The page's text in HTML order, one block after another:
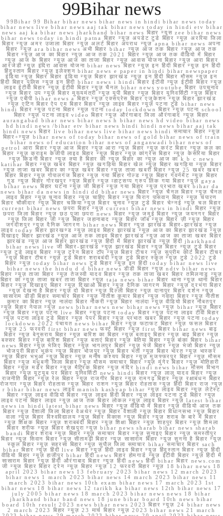
99Bihar news
99Bihar 99 Bihar bihar news bihar news in hindi bihar news today
bihar news live bihar news aaj tak bihar news today in hindi etv bihar
news aaj ka bihar news jharkhand bihar news बिहार न्यूस zee bihar news
bihar news today in hindi patna बिहार न्यूज़ अपडेट टुडे बिहार न्यूज़ अररिया जिला
बिहार न्यूज़ अमर उजाला बिहार न्यूज़ अलर्ट बिहार अपराध न्यूज़ apna bihar news अपना
बिहार न्यूज़ ara bihar news अभी बिहार bihar न्यूज़ आज तक बिहार न्यूज़ आज तक
बिहार न्यूज़ आज का बिहार न्यूज़ आज तक 2021 बिहार न्यूज़ आज तक वीडियो में बिहार
न्यूज़ आज के बिहार न्यूज़ आज का ताजा बिहार न्यूज़ आवास योजना बिहार न्यूज़ आरा बिहार
आरजेडी न्यूज़ इंदिरा आवास योजना bihar news बिहार न्यूज़ इन हिंदी बिहार न्यूज़ इन हिंदी
हिंदुस्तान बिहार न्यूज़ इलेक्शन bihar news e paper in hindi bihar newspaper
इंडिया न्यूज़ बिहार बिहार इंडिया न्यूज़ बिहार झारखंड न्यूज़ इन हिंदी बिहार मौसम न्यूज़ इन
हिंदी बिहार पुलिस न्यूज़ इन हिंदी bihar news i hindi बिहार ईटीवी न्यूज़ ईटीवी बिहार न्यूज़
लाइव ईटीवी बिहार न्यूज़ ईटीवी बिहार न्यूज़ चैनल bihar news youtube बिहार उपचुनाव
न्यूज़ बिहार उप न्यूज़ बिहार मुख्यमंत्री न्यूज़ यूपी बिहार न्यूज़ बिहार यूनिवर्सिटी न्यूज़ बिहार
न्यूज़ एबीपी bihar news a बिहार न्यूज़ एक्सप्रेस बिहार एजुकेशन न्यूज़ बिहार झारखंड
न्यूज़ एटिन बिहार ऐप एम बिहार बिहार न्यूज़ लाइव बिहार न्यूज़ पटना टुडे bihar news
hindi बिहार न्यूज़ पटना बिहार न्यूज़ पटना today lockdown बिहार न्यूज़ पटना school
बिहार न्यूज़ पटना लाइव video बिहार न्यूज़ औरंगाबाद जिला औरंगाबाद न्यूज़ बिहार
aurangabad bihar news bihar news h bihar news hd video bihar news
hd hindi news /bihar etv bihar news hindi hindi news bihar aaj tak
hindi news बिहार live bihar news live bihar news hindi समाचार बिहार न्यूज़
बिहार+न्यूज़ bihar news of today bihar news of gold bihar news of train
bihar news of education bihar news of anganwadi bihar news of
petrol आरा बिहार न्यूज़ आज बिहार न्यूज़ आरा न्यूज़ बिहार न्यूज़ करंट बिहार न्यूज़ कल का
बिहार न्यूज़ क्राइम केजीपी लाइव बिहार न्यूज़ बिहार न्यूज़ कांग्रेस बिहार न्यूज़ केसरिया बिहार
न्यूज़ किडनी बिहार न्यूज़ क्या है बिहार की न्यूज़ बिहार का न्यूज़ आज का k b c news
katihar बिहार न्यूज़ खबर बिहार न्यूज़ खगड़िया बिहार खेल न्यूज़ बिहार खगड़िया न्यूज़ बिहार
न्यूज़ ताजा खबर बिहार का न्यूज़ खबर बिहार न्यूज़ ताजा खबरी बिहार न्यूज़ 25 खबर खबर
बिहार बिहार न्यूज़ गोपालगंज बिहार न्यूज़ गया बिहार गोल्ड न्यूज़ बिहार गवर्नमेंट न्यूज़ बिहार
गुड न्यूज़ बिहार गोरखपुर न्यूज़ बिहार न्यूज़ व्हाट्सप्प ग्रुप लिंक गया बिहार न्यूज़ gaya
bihar news बिहार घटना न्यूज़ जी बिहार न्यूज़ गया बिहार न्यूज़ प्रभात खबर bihar da
news bihar da news in hindi dd bihar news बिहार न्यूज़ चैनल बिहार न्यूज़ चैनल
लाइव बिहार न्यूज़ चुनाव बिहार न्यूज़ चाहिए बिहार न्यूज़ चिराग पासवान बिहार न्यूज़ चंपारण
बिहार चौकीदार न्यूज़ बिहार चकिया न्यूज़ बिहार चुनाव न्यूज़ टुडे बिहार चेन्नई न्यूज़ चल बिहार
current bihar news छपरा बिहार न्यूज़ current bihar news in hindi बिहार न्यूज़
छपरा जिला बिहार न्यूज़ छठ पूजा छपरा news बिहार न्यूज़ जमुई बिहार न्यूज़ जयनगर बिहार
न्यूज़ जिला बिहार जी न्यूज़ बिहार जहानाबाद न्यूज़ बिहार जॉब न्यूज़ बिहार ज़ी न्यूज़ बिहार
जगदीशपुर न्यूज़ दैनिक जागरण bihar news बिहार न्यूज़ झारखंड बिहार-झारखंड न्यूज़
लाइव today बिहार झारखण्ड न्यूज़ लाइव बिहार झारखंड न्यूज़ आज का बिहार झारखंड न्यूज़
दिखाइए बिहार झारखंड न्यूज़ आज तक लाइव बिहार झारखंड न्यूज़ आज का ताजा खबर बिहार
झारखंड न्यूज़ आज बिहार झारखंड न्यूज़ हिंदी में बिहार झारखंड न्यूज़ हिंदी jharkhand
bihar news live जी बिहार-झारखंड न्यूज़ झारखंड बिहार न्यूज़ बिहार न्यूज़ टुडे बिहार
न्यूज़ टुडे लाइव बिहार न्यूज़ ट्रेन बिहार टॉप न्यूज़ बिहार टीचर न्यूज़ सुप्रीम कोर्ट बिहार टीचर
न्यूज़ बिहार टीचर न्यूज़ टुडे बिहार शराबबंदी न्यूज़ टुडे बिहार स्कूल न्यूज़ टुडे 2022 टुडे
बिहार न्यूज़ today bihar news टुडे बिहार न्यूज़ इन हिंदी today bihar news live
bihar news the hindu d d bihar news डीडी बिहार न्यूज़ ndtv bihar news
बिहार न्यूज़ ताजा बिहार न्यूज़ तेजस्वी यादव बिहार न्यूज़ तक ताजा खबर बिहार तमिलनाडु न्यूज़
बिहार का न्यूज़ ताजा खबर ताजा बिहार न्यूज़ taja news bihar बिहार थाना न्यूज़ थाना बिहार
बिहार न्यूज़ दिखाइए बिहार न्यूज़ दिखाओ बिहार न्यूज़ दैनिक जागरण बिहार न्यूज़ दरभंगा बिहार
न्यूज़ देखना है बिहार न्यूज़ दो बिहार न्यूज़ दिल्ली बिहार न्यूज़ दानापुर बिहार दर्शन न्यूज़
सासाराम डीडी बिहार समाचार बिहार न्यूज़ नीतीश कुमार बिहार न्यूज़ नवादा बिहार न्यूज़ नीतीश
कुमार का बिहार न्यूज़ नालंदा बिहार नौकरी न्यूज़ बिहार नालंदा न्यूज़ वीडियो बिहार नौबतपुर
न्यूज़ बिहार नेपाल न्यूज़ news bihar news new bihar news न्यूज़ bihar न्यूज़ बिहार
न्यूज़ बिहार न्यूज़ पटना live बिहार न्यूज़ पटना today बिहार न्यूज़ पटना लाइव टीवी बिहार
न्यूज़ पटना लाइव टुडे बिहार न्यूज़ पेपर बिहार न्यूज़ प्रभात खबर बिहार न्यूज़ पटना today
lockdown 2022 पंचायत news bihar बिहार न्यूज़ फटाफट बिहार न्यूज़ फसल बिहार
न्यूज़ 25 फरवरी first bihar news फर्स्ट बिहार न्यूज़ first बिहार bihar news बाढ़
बिहार न्यूज़ बेगूसराय बिहार न्यूज़ बारिश का बिहार न्यूज़ बताइए बिहार न्यूज़ बाढ़ बिहार न्यूज़
बक्सर बिहार न्यूज़ बारिश बिहार न्यूज़ बताएं बिहार न्यूज़ बेतिया बिहार न्यूज़ बांका बिहार bihar
news बिहार न्यूज़ भेजिए बिहार न्यूज़ भागलपुर बिहार न्यूज़ भेजें बिहार न्यूज़ भेजो बिहार न्यूज़
भोजपुरी बिहार भूकंप न्यूज़ बिहार भोजपुर न्यूज़ बिहार भर्ती न्यूज़ बिहार भारत न्यूज़ भास्कर
न्यूज़ बिहार भभुआ न्यूज़ बिहार न्यूज़ मनीष कश्यप बिहार न्यूज़ मुजफ्फरपुर बिहार न्यूज़ मौसम
बिहार न्यूज़ मधुबनी जिला बिहार न्यूज़ मौसम समाचार बिहार न्यूज़ मुंगेर बिहार न्यूज़ मोतिहारी
बिहार न्यूज़ मर्डर बिहार न्यूज़ मैट्रिक बिहार न्यूज़ मंदिर hindi news bihar मौसम विभाग
बिहार न्यूज़ यूट्यूब पर बिहार यूनिवर्सिटी news hindi बिहार न्यूज़ लालू यादव बिहार न्यूज़
राजनीति बिहार न्यूज़ रेल बिहार न्यूज़ राजगीर बिहार न्यूज़ रामगढ़ बिहार न्यूज़ रक्षाबंधन बिहार
रोजगार न्यूज़ बिहार रोहतास न्यूज़ बिहार राशन न्यूज़ बिहार रोहतास न्यूज़ हिंदी बिहार राज न्यूज़
r bihar bihar news लाइव manish kashyap bihar न्यूज़ लाइव बिहार न्यूज़ लेटेस्ट
बिहार न्यूज़ लाइव वीडियो बिहार न्यूज़ लाइव हिंदी बिहार न्यूज़ लाइव पटना टुडे बिहार न्यूज़
लाइव पटना बिहार लाइव न्यूज़ आज तक बिहार लोकल न्यूज़ लाइव बिहार न्यूज़ latest bihar
news in hindi latest bihar news बिहार न्यूज़ वीडियो में बिहार न्यूज़ वीडियो आज तक
बिहार न्यूज़ वैशाली जिला बिहार वेअथेर न्यूज़ बिहार वैशाली न्यूज़ बिहार विधानसभा न्यूज़ बिहार
वाला न्यूज़ बिहार विश्वविद्यालय न्यूज़ बिहार विकास न्यूज़ बिहार न्यूज़ शराब के बारे में बिहार
न्यूज़ शिक्षक बिहार न्यूज़ शराबबंदी बिहार न्यूज़ शिक्षा बिहार न्यूज़ शाहपुर बिहार न्यूज़ शिमला
बिहार शरीफ न्यूज़ बिहार शेखपुरा न्यूज़ bihar news sharab bihar news sharab
bandi बिहार शराब न्यूज़ बिहार न्यूज़ समाचार बिहार न्यूज़ सुनाइए बिहार न्यूज़ समस्तीपुर
बिहार न्यूज़ सिवान बिहार न्यूज़ सीतामढ़ी बिहार न्यूज़ सासाराम बिहार न्यूज़ सुनना है बिहार न्यूज़
स्कूल बिहार न्यूज़ सहरसा बिहार न्यूज़ सुपौल जिला समाचार bihar समाचार बिहार sach
bihar बिहार न्यूज़ हिंदी live बिहार न्यूज़ हिंदी लाइव बिहार न्यूज़ हिंदुस्तान बिहार न्यूज़ हिंदी
वीडियो बिहार न्यूज़ हाजीपुर bihar हिंदी news बिहार होमगार्ड न्यूज़ ईटीवी बिहार न्यूज़ हिंदी में
सासाराम बिहार न्यूज़ हिंदी औरंगाबाद बिहार न्यूज़ हिंदी news हिंदी bihar बिहार news.com
जी न्यूज बिहार बिहार ट्रेन न्यूज़ बिहार न्यूज़ 12 फरवरी बिहार न्यूज़ 18 bihar news 18
april 2023 bihar news 13 february 2023 bihar news 12 march 2023
bihar news 1 march 2023 bihar news 14 march 2023 bihar news 11
march 2023 bihar news 10th exam bihar news 17 march 2023 1st
bihar news 18 bihar news 12 tarikh ka bihar news 12th bihar news 17
july 2005 bihar news 18 march 2023 bihar news news 18 bihar
jharkhand bihar band news 18 june bihar board 10th news bihar
board 10th result 2023 news bihar news 2023 बिहार न्यूज़ 24 bihar news
2 march 2023 बिहार न्यूज़ 23 मार्च बिहार न्यूज़ 2023 bihar news 21 march